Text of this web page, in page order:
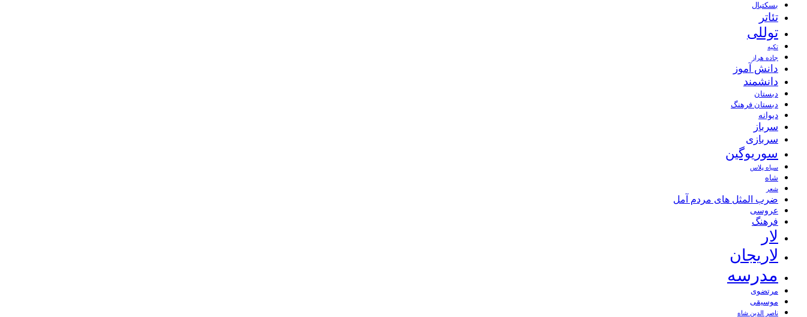
بسکتبال
تئاتر
توللی
تکیه
جاده هراز
دانش آموز
دانشمند
دبستان
دبستان فرهنگ
دیوانه
سرباز
سربازی
سوریوگین
سیاه پلاس
شاه
شعر
ضرب المثل های مردم آمل
عروسی
فرهنگ
لار
لاریجان
مدرسه
مرتضوی
موسیقی
ناصر الدین شاه